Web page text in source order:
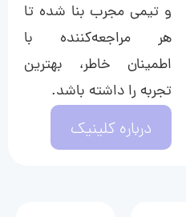
و تیمی مجرب بنا شده تا
هر مراجعه‌کننده با
اطمینان خاطر، بهترین
تجربه را داشته باشد.
درباره کلینیک